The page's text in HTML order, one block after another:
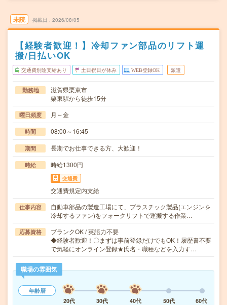
未読 掲載日 2026/08/05
【経験者歓迎！】冷却ファン部品のリフト運
搬/日払いOK
交通費別途支給あり 土日祝日が休み WEB登録OK 派遣
勤務地
滋賀県栗東市
栗東駅から徒歩15分
曜日頻度 月～金
時間 08:00～16:45
期間 長期でお仕事できる方、大歓迎！
時給 時給1300円
交通費
交通費規定内支給
仕事内容
自動車部品の製造工場にて、プラスチック製品(エンジンを
冷却するファン)をフォークリフトで運搬する作業…
応募資格
ブランクOK / 英語力不要
◆経験者歓迎！〇まずは事前登録だけでもOK！履歴書不要
で気軽にオンライン登録★氏名・職種などを入力す…
職場の雰囲気
年齢層
20代
30代 40代 50代 60代